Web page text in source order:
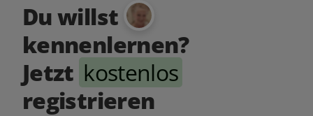
Du willst
kennenlernen?
Jetzt kostenlos
registrieren